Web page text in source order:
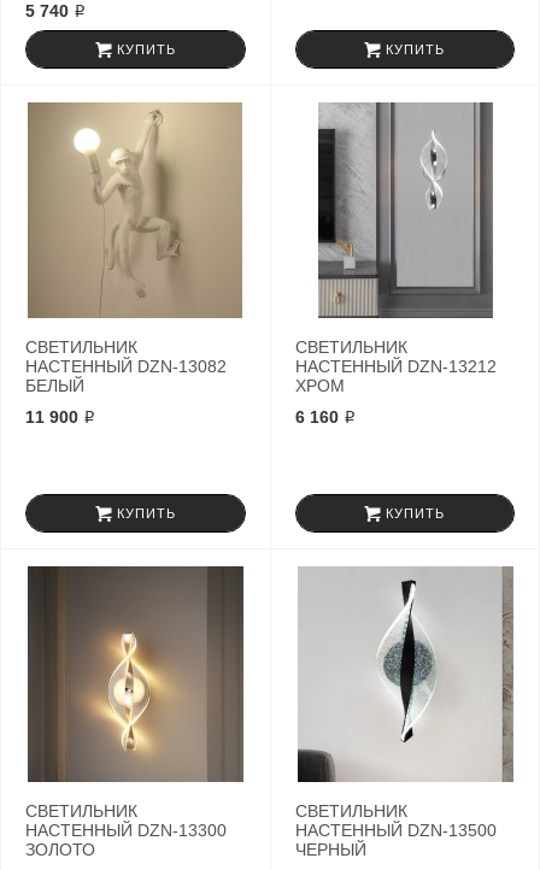
5 740 ₽
КУПИТЬ КУПИТЬ
СВЕТИЛЬНИК
НАСТЕННЫЙ DZN-13082
БЕЛЫЙ
11 900 ₽
КУПИТЬ
СВЕТИЛЬНИК
НАСТЕННЫЙ DZN-13212
ХРОМ
6 160 ₽
КУПИТЬ
СВЕТИЛЬНИК
НАСТЕННЫЙ DZN-13300
ЗОЛОТО
СВЕТИЛЬНИК
НАСТЕННЫЙ DZN-13500
ЧЕРНЫЙ